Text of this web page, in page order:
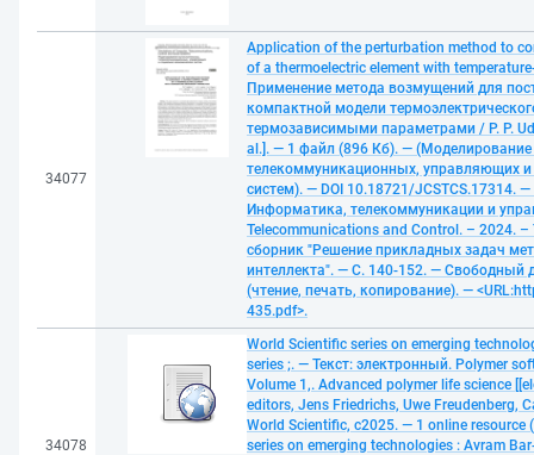
34077
Application of the perturbation method to
of a thermoelectric element with
Применение метода возмущений для
компактной модели
термозависимыми параметрами / P. P.
al.]. — 1 файл (896 Кб). —
телекоммуникационных, управляющих и
систем). — DOI 10.18721/JCSTCS.17314.
Информатика, телекоммуникации и
Telecommunications and Control. – 2024.
сборник "Решение прикладных задач
интеллекта". — С. 140-152. — Свободный
(чтение, печать, копирование). —
435.pdf>.
34078
World Scientific series on emerging
series ;. — Текст: электронный. Polymer
Volume 1,. Advanced polymer life science
editors, Jens Friedrichs, Uwe Freudenberg,
World Scientific, c2025. — 1 online resource
series on emerging technologies : Avram